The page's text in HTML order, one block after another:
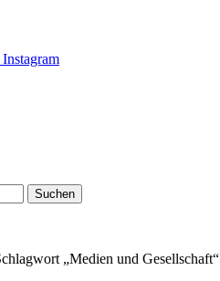
Suchen
„Medien und Gesellschaft“